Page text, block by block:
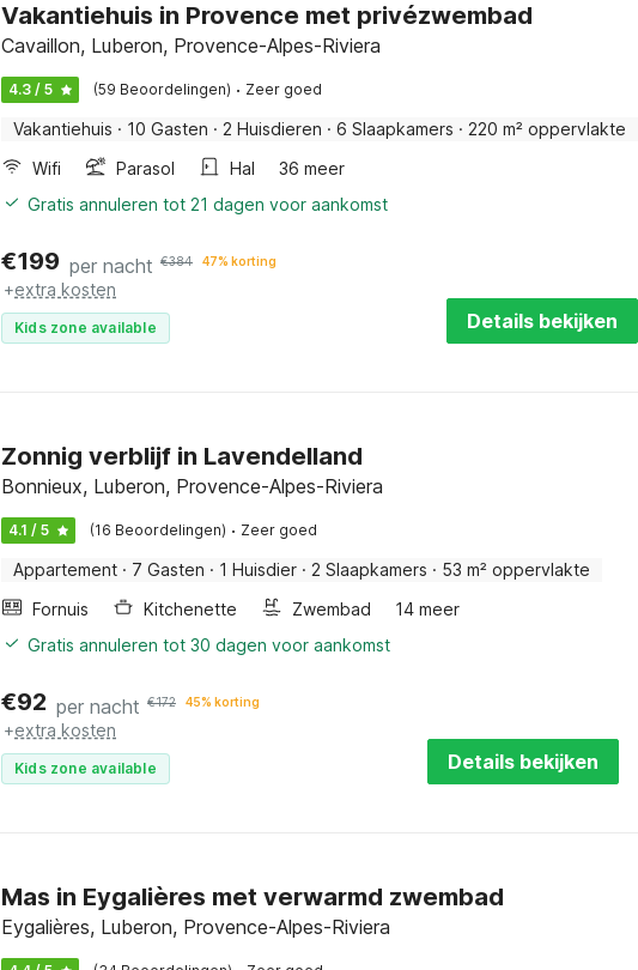
Vakantiehuis in Provence met privézwembad
Cavaillon, Luberon, Provence-Alpes-Riviera
4.3 / 5 (59 Beoordelingen) · Zeer goed
Vakantiehuis · 10 Gasten · 2 Huisdieren · 6 Slaapkamers · 220 m² oppervlakte
Wifi
Parasol Hal
36 meer
Gratis annuleren tot 21 dagen voor aankomst
€199 per nacht €384 47% korting
+extra kosten
Kids zone available Details bekijken
Zonnig verblijf in Lavendelland
Bonnieux, Luberon, Provence-Alpes-Riviera
4.1 / 5 (16 Beoordelingen) · Zeer goed
Appartement · 7 Gasten · 1 Huisdier · 2 Slaapkamers · 53 m² oppervlakte
Fornuis
Kitchenette Zwembad
14 meer
Gratis annuleren tot 30 dagen voor aankomst
€92 per nacht €172 45% korting
+extra kosten
Kids zone available Details bekijken
Mas in Eygalières met verwarmd zwembad
Eygalières, Luberon, Provence-Alpes-Riviera